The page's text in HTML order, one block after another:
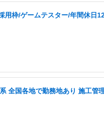
用枠/ゲームテスター/年間休日
全国各地で勤務地あり 施工管